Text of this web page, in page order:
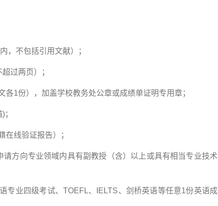
，不包括引用文献）；
过两页）；
各1份），加盖学校教务处公章或成绩单证明专用章；
在线验证报告）；
方向专业领域内具有副教授（含）以上或具有相当专业技术
专业四级考试、TOEFL、IELTS、剑桥英语等任意1份英语成